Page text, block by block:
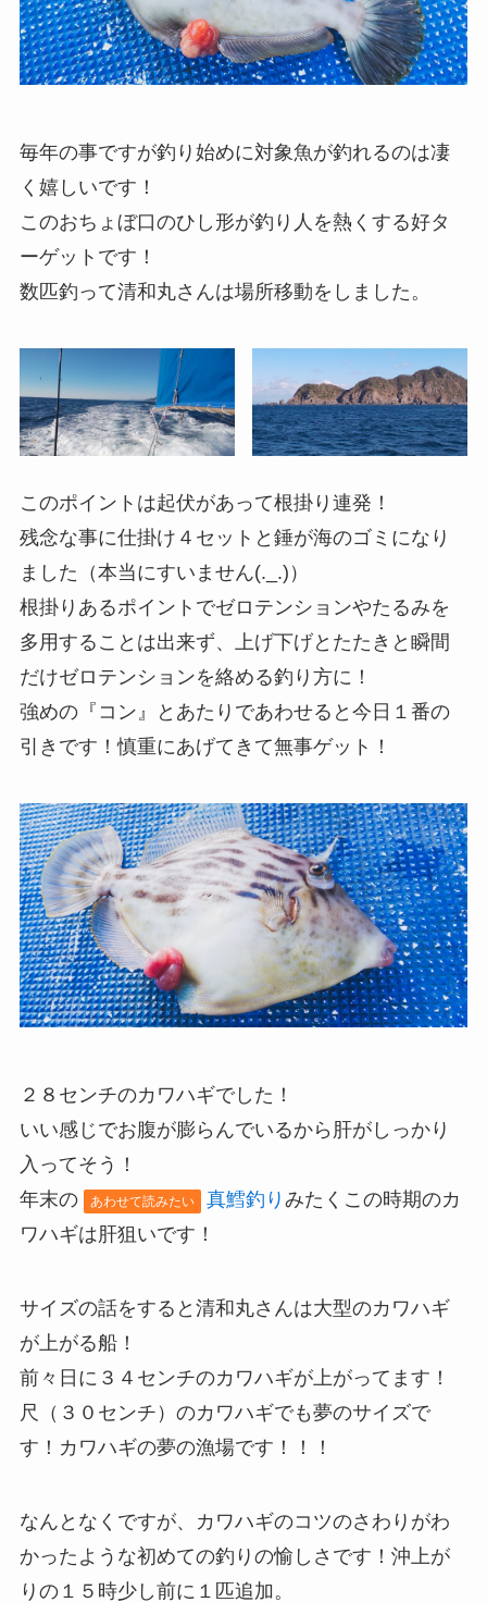
毎年の事ですが釣り始めに対象魚が釣れるのは凄
く嬉しいです！
このおちょぼ口のひし形が釣り人を熱くする好タ
ーゲットです！
数匹釣って清和丸さんは場所移動をしました。
このポイントは起伏があって根掛り連発！
残念な事に仕掛け４セットと錘が海のゴミになり
ました（本当にすいません(._.)）
根掛りあるポイントでゼロテンションやたるみを
多用することは出来ず、上げ下げとたたきと瞬間
だけゼロテンションを絡める釣り方に！
強めの『コン』とあたりであわせると今日１番の
引きです！慎重にあげてきて無事ゲット！
２８センチのカワハギでした！
いい感じでお腹が膨らんでいるから肝がしっかり
入ってそう！
年末の
あわせて読みたい 真鱈釣り みたくこの時期のカ
ワハギは肝狙いです！
サイズの話をすると清和丸さんは大型のカワハギ
が上がる船！
前々日に３４センチのカワハギが上がってます！
尺（３０センチ）のカワハギでも夢のサイズで
す！カワハギの夢の漁場です！！！
なんとなくですが、カワハギのコツのさわりがわ
かったような初めての釣りの愉しさです！沖上が
りの１５時少し前に１匹追加。